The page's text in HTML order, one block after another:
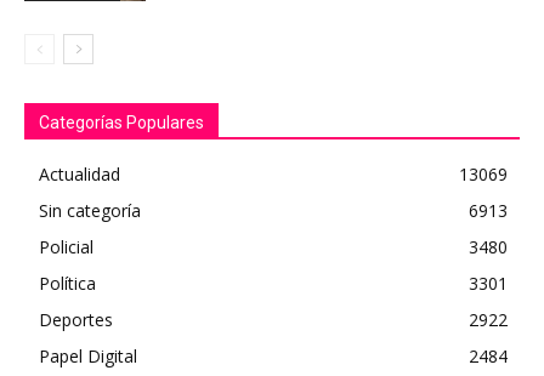
Categorías Populares
Actualidad
13069
Sin categoría
6913
Policial
3480
Política
3301
Deportes
2922
Papel Digital
2484